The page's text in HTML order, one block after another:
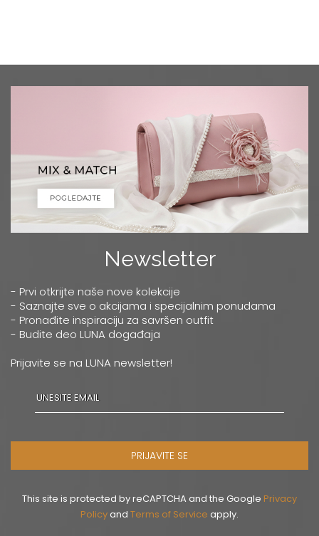
Newsletter
- Prvi otkrijte naše nove kolekcije
- Saznajte sve o akcijama i specijalnim ponudama
- Pronađite inspiraciju za savršen outfit
- Budite deo LUNA događaja
Prijavite se na LUNA newsletter!
PRIJAVITE SE
This site is protected by reCAPTCHA and the Google Privacy
Policyand Terms of Service apply.